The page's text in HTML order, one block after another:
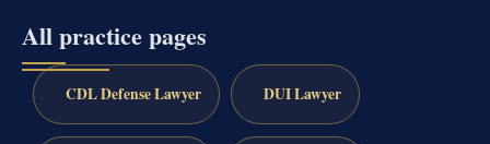
All practice pages
CDL Defense Lawyer DUI Lawyer